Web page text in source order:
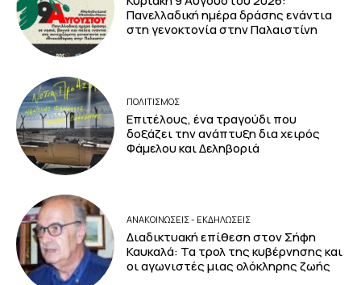
Πανελλαδική ημέρα δράσης ενάντια
στη γενοκτονία στην Παλαιστίνη
ΠΟΛΙΤΙΣΜΟΣ
Επιτέλους, ένα τραγούδι που
δοξάζει την ανάπτυξη δια χειρός
Φάμελου και Δεληβοριά
ΑΝΑΚΟΙΝΩΣΕΙΣ - ΕΚΔΗΛΩΣΕΙΣ
Διαδικτυακή επίθεση στον Σήφη
Καυκαλά: Τα τρολ της κυβέρνησης και
οι αγωνιστές μιας ολόκληρης ζωής